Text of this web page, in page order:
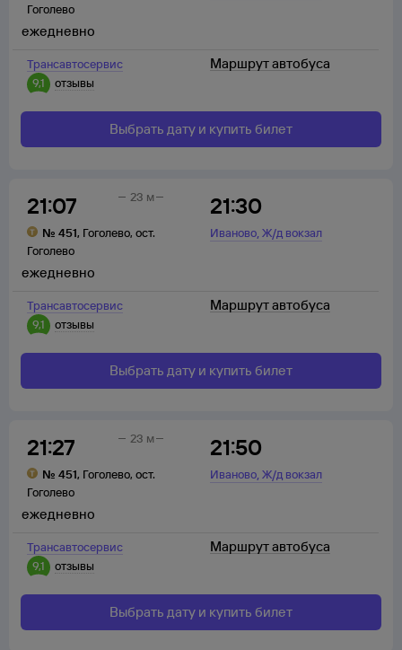
Гоголево
Трансавтосервис
9,1
отзывы
ежедневно
Маршрут автобуса
Выбрать дату и купить билет
21:07
№ 451, Гоголево, ост.
Гоголево
21:30
Иваново,Ж/д вокзал
23 м
Трансавтосервис
9,1
отзывы
ежедневно
Маршрут автобуса
Выбрать дату и купить билет
21:27
№ 451, Гоголево, ост.
Гоголево
21:50
Иваново,Ж/д вокзал
23 м
Трансавтосервис
9,1
отзывы
ежедневно
Маршрут автобуса
Выбрать дату и купить билет